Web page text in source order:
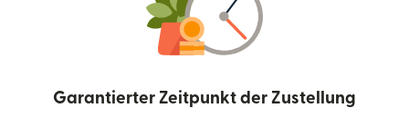
Garantierter Zeitpunkt der Zustellung